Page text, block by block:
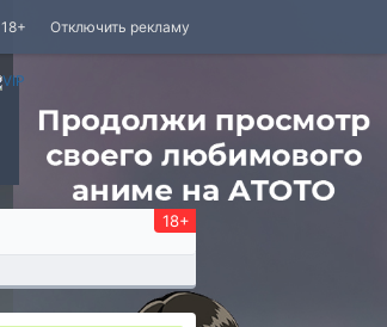
Отключить рекламу
18+
18+